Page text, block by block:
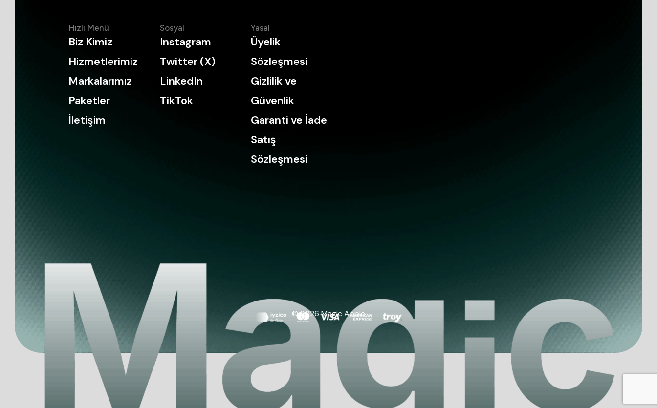
Hızlı Menü
Biz Kimiz
Hizmetlerimiz
Markalarımız
Paketler
İletişim
Sosyal
Instagram
Twitter (X)
LinkedIn
TikTok
Yasal
Üyelik
Sözleşmesi
Gizlilik ve
Güvenlik
Garanti ve İade
Satış
Sözleşmesi
© 2026 Magic Apple